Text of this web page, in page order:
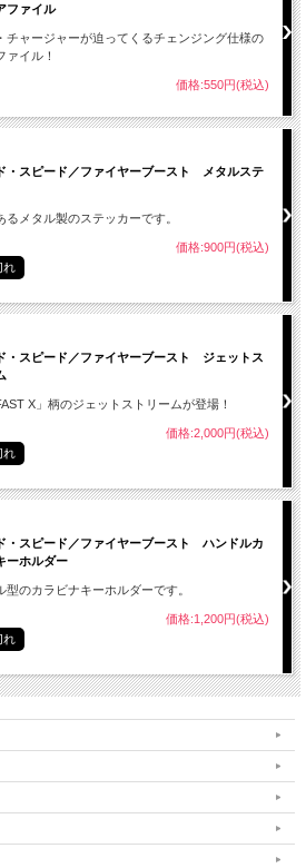
ファイル
チャージャーが迫ってくるチェンジング仕様の
ァイル！
価格:550円(税込)
・スピード／ファイヤーブースト メタルステ
るメタル製のステッカーです。
価格:900円(税込)
れ
・スピード／ファイヤーブースト ジェットス
X」柄のジェットストリームが登場！
価格:2,000円(税込)
れ
・スピード／ファイヤーブースト ハンドルカ
ーホルダー
型のカラビナキーホルダーです。
価格:1,200円(税込)
れ